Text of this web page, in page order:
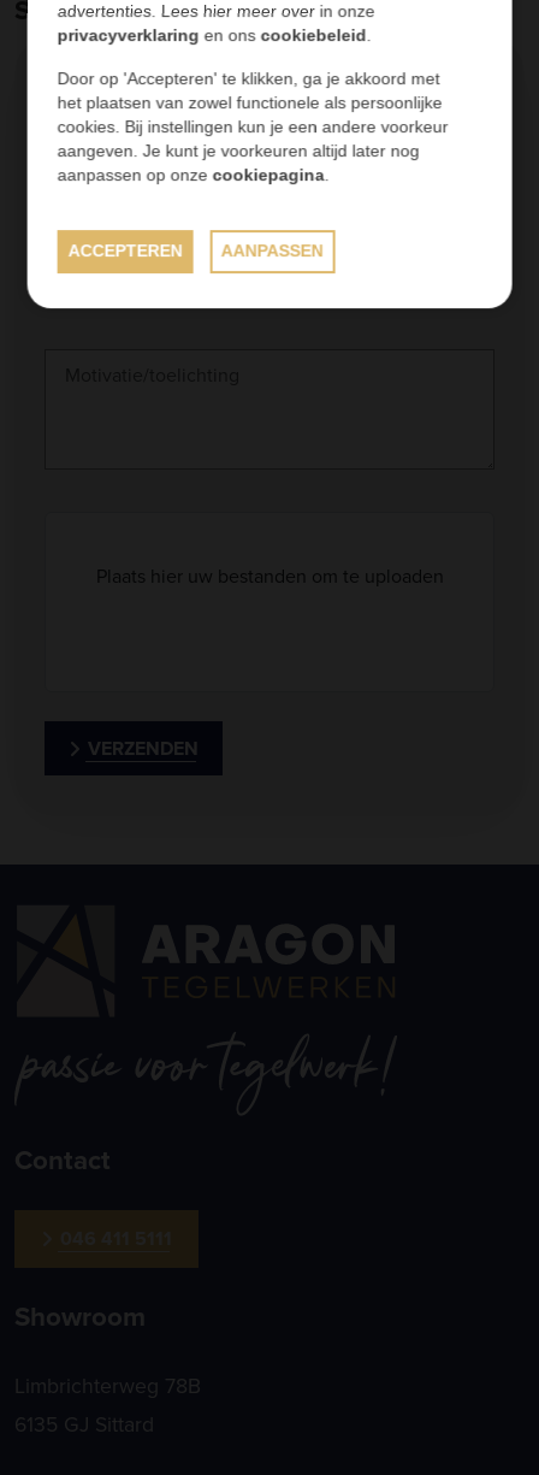
Solliciteer
Plaats hier uw bestanden om te uploaden
VERZENDEN
Contact
Showroom
Limbrichterweg 78B
6135 GJ Sittard
advertenties. Lees hier meer over in onze
privacyverklaring en onscookiebeleid .
Door op 'Accepteren' te klikken, ga je akkoord met
het plaatsen van zowel functionele als persoonlijke
cookies. Bij instellingen kun je een andere voorkeur
aangeven. Je kunt je voorkeuren altijd later nog
aanpassen op onzecookiepagina.
ACCEPTEREN AANPASSEN